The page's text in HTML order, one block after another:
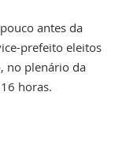
antes da
prefeito eleitos
no plenário da
horas.